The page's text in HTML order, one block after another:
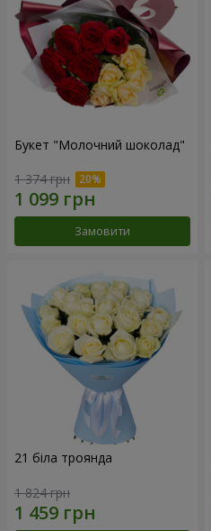
Букет "Молочний шоколад"
1 374 грн
Замовити
21 біла троянда
1 824 грн